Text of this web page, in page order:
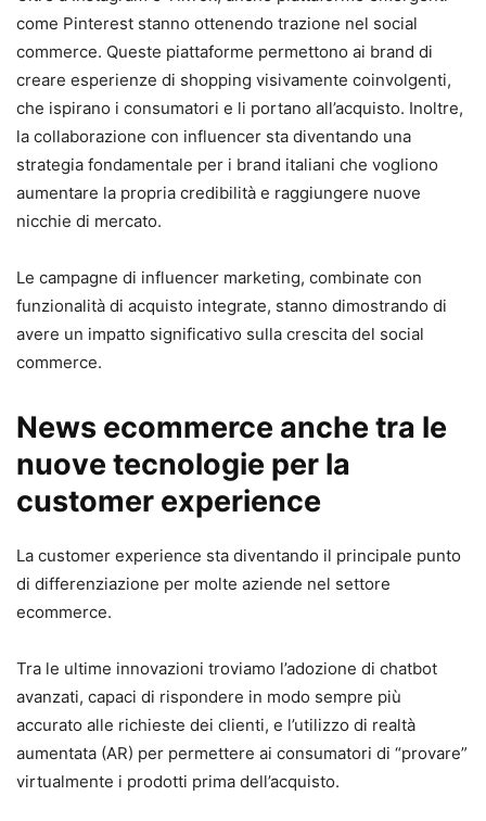
come Pinterest stanno ottenendo trazione nel social
commerce. Queste piattaforme permettono ai brand di
creare esperienze di shopping visivamente coinvolgenti,
che ispirano i consumatori e li portano all’acquisto. Inoltre,
la collaborazione con influencer sta diventando una
strategia fondamentale per i brand italiani che vogliono
aumentare la propria credibilità e raggiungere nuove
nicchie di mercato.
Le campagne di influencer marketing, combinate con
funzionalità di acquisto integrate, stanno dimostrando di
avere un impatto significativo sulla crescita del social
commerce.
News ecommerce anche tra le
nuove tecnologie per la
customer experience
La customer experience sta diventando il principale punto
di differenziazione per molte aziende nel settore
ecommerce.
Tra le ultime innovazioni troviamo l’adozione di chatbot
avanzati, capaci di rispondere in modo sempre più
accurato alle richieste dei clienti, e l’utilizzo di realtà
aumentata (AR) per permettere ai consumatori di “provare”
virtualmente i prodotti prima dell’acquisto.